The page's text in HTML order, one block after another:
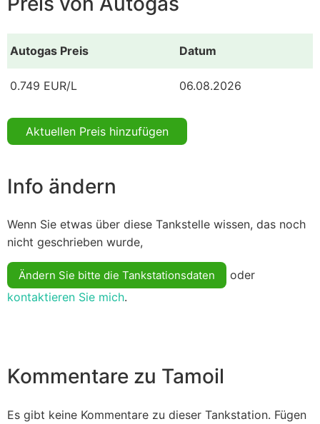
Autogas Preis Datum
0.749 EUR/L 06.08.2026
Aktuellen Preis hinzufügen
Info ändern
Wenn Sie etwas über diese Tankstelle wissen, das noch
nicht geschrieben wurde,
Ändern Sie bitte die Tankstationsdaten
oder
kontaktieren Sie mich.
Kommentare zu Tamoil
Es gibt keine Kommentare zu dieser Tankstation. Fügen